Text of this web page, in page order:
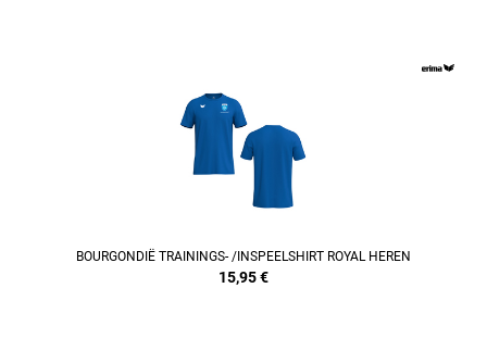
BOURGONDIË TRAININGS- /INSPEELSHIRT ROYAL HEREN
15,95€